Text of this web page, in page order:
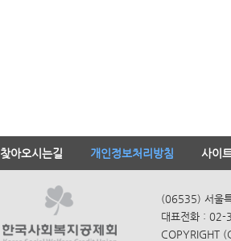
찾아오시는길 개인정보처리방침 사이
(06535) 서울
대표전화 : 02-
COPYRIGHT